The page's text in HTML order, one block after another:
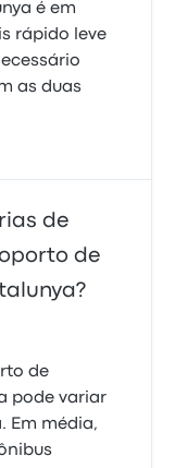
é em
rápido leve
as duas
de
de
de
pode variar
Em média,